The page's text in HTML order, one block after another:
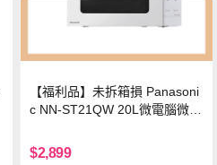
【福利品】未拆箱損 Panasoni
c NN-ST21QW 20L微電腦微波
$2,899